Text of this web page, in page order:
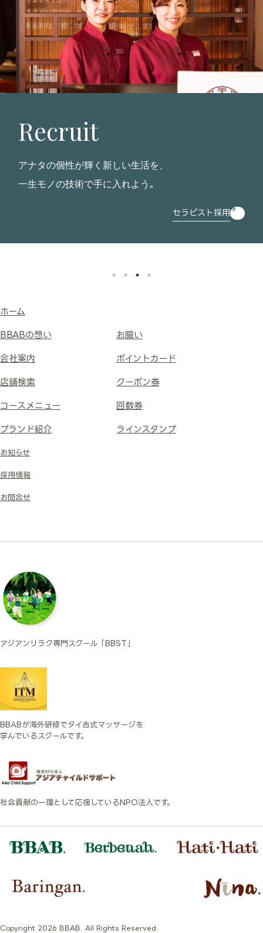
Recruit
アナタの個性が輝く新しい生活を、
一生モノの技術で手に入れよう｡
セラピスト採用
ホーム
BBABの想い
会社案内
店舗検索
コースメニュー
ブランド紹介
お願い
ポイントカード
クーポン券
回数券
ラインスタンプ
お知らせ
採用情報
お問合せ
アジアンリラク専門スクール「BBST」
BBABが海外研修でタイ古式マッサージを
学んでいるスクールです。
社会貢献の一環として応援しているNPO法人です。
Copyright 2026 BBAB. All Rights Reserved.